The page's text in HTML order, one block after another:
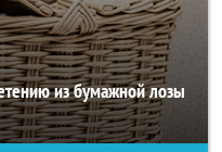
из бумажной лозы